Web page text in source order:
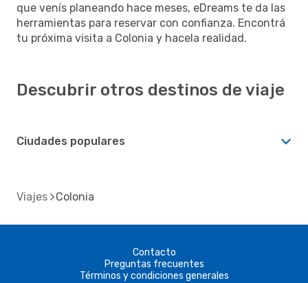
que venís planeando hace meses, eDreams te da las
herramientas para reservar con confianza. Encontrá
tu próxima visita a Colonia y hacela realidad.
Descubrir otros destinos de viaje
Ciudades populares
Viajes Colonia
Contacto
Preguntas frecuentes
Términos y condiciones generales